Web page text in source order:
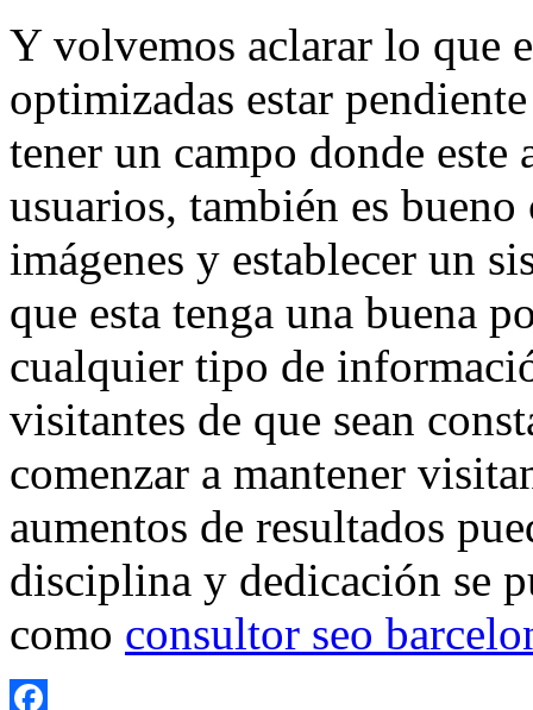
Y volvemos aclarar lo que
optimizadas estar
tener un campo donde este
usuarios, también es
imágenes y establecer un
que esta tenga una buena
cualquier tipo de
visitantes de que sean
comenzar a mantener
aumentos de resultados
disciplina y dedicación se
como consultor seo